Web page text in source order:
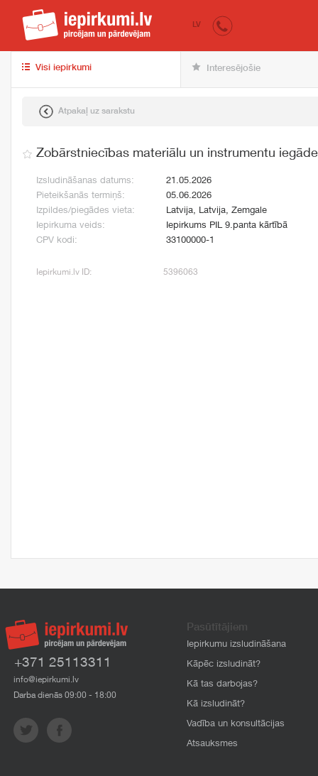
iepirkumi.lv
LV
Visi iepirkumi Interesējošie
Atpakaļ uz sarakstu
Zobārstniecības materiālu un instrumentu iegāde
Izsludināšanas datums:
21.05.2026
Pieteikšanās termiņš:
05.06.2026
Izpildes/piegādes vieta:
Latvija, Latvija, Zemgale
Iepirkuma veids:
Iepirkums PIL 9.panta kārtībā
CPV kodi:
33100000-1
Iepirkumi.lv ID: 5396063
+371 25113311
info@iepirkumi.lv
Darba dienās 09:00 - 18:00
Pasūtītājiem
Iepirkumu izsludināšana
Kāpēc izsludināt?
Kā tas darbojas?
Kā izsludināt?
Vadība un konsultācijas
Atsauksmes